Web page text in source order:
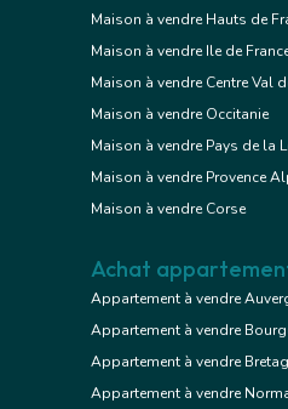
Maison à vendre Hauts de
Maison à vendre Ile de
Maison à vendre Centre Val
Maison à vendre Occitanie
Maison à vendre Pays de la
Maison à vendre Provence
Maison à vendre Corse
Achat
Appartement à vendre
Appartement à vendre
Appartement à vendre
Appartement à vendre